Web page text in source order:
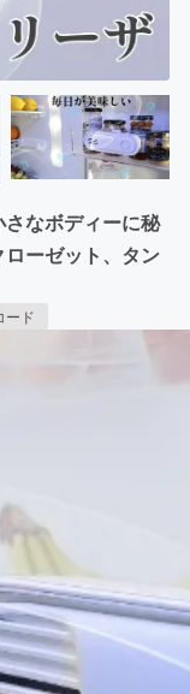
なボディーに秘
ーゼット、タン
ード